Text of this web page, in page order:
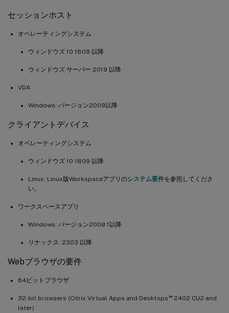
セッションホスト
オペレーティングシステム
ウィンドウズ 10 1809 以降
ウィンドウズ サーバー 2019 以降
VDA
Windows: バージョン2009以降
クライアントデバイス
オペレーティングシステム
ウィンドウズ 10 1809 以降
Linux: Linux版Workspaceアプリのシステム要件を参照してくださ
い。
ワークスペースアプリ
Windows: バージョン2009.1以降
リナックス: 2303 以降
Webブラウザの要件
64ビットブラウザ
32-bit browsers (Citrix Virtual Apps and Desktops ™2402 CU2 and
later)